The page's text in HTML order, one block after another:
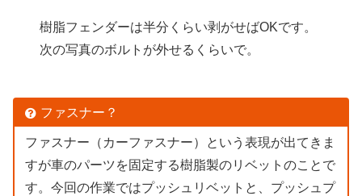
樹脂フェンダーは半分くらい剥がせばOKです。
次の写真のボルトが外せるくらいで。
ファスナー？
ファスナー（カーファスナー）という表現が出てきま
すが車のパーツを固定する樹脂製のリベットのことで
す。今回の作業ではプッシュリベットと、プッシュプ